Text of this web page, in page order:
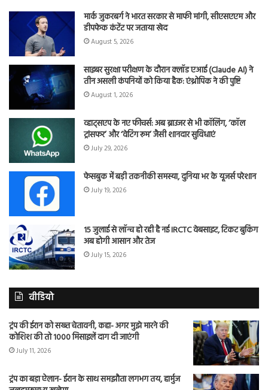
मार्क जुकरबर्ग ने भारत सरकार से माफी मांगी, सीएसएएम और
डीपफेक कंटेंट पर जताया खेद
August 5, 2026
साइबर सुरक्षा परीक्षण के दौरान क्लॉड एआई (Claude AI) ने
तीन असली कंपनियों को किया हैक: एंथ्रोपिक ने की पुष्टि
August 1, 2026
व्हाट्सएप के नए फीचर्स: अब ब्राउजर से भी कॉलिंग, ‘कॉल
ट्रांसफर’ और ‘वेटिंग रूम’ जैसी शानदार सुविधाएं
July 29, 2026
फेसबुक में बड़ी तकनीकी समस्या, दुनिया भर के यूजर्स परेशान
July 19, 2026
15 जुलाई से लॉन्च हो रही है नई IRCTC वेबसाइट, टिकट बुकिंग
अब होगी आसान और तेज
July 15, 2026
वीडियो
ट्रंप की ईरान को सख्त चेतावनी, कहा- अगर मुझे मारने की
कोशिश की तो 1000 मिसाइलें दाग दी जाएंगी
July 11, 2026
ट्रंप का बड़ा ऐलान- ईरान के साथ समझौता लगभग तय, हार्मुज